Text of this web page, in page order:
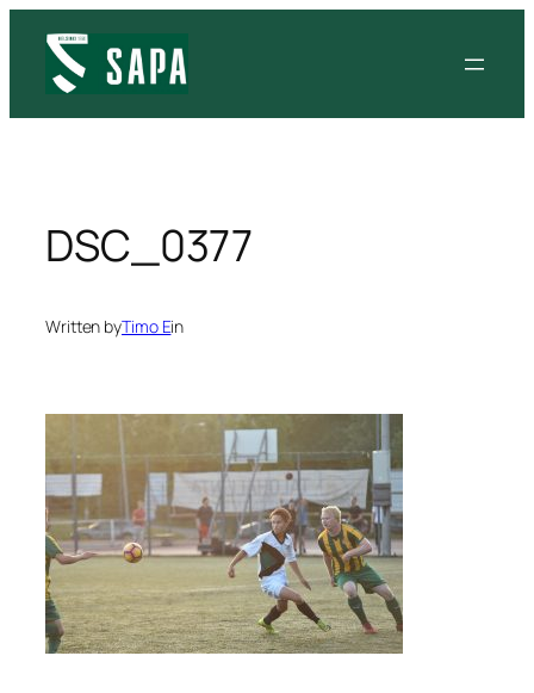
sisältöön
DSC_0377
Written byTimo Ein